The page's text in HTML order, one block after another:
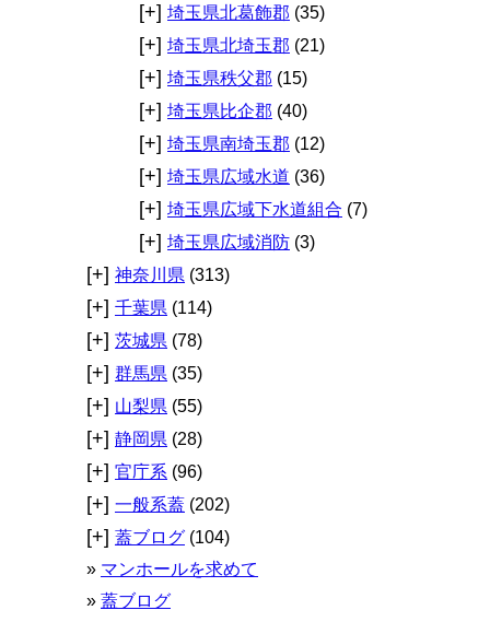
[+] 埼玉県北葛飾郡 (35)
[+] 埼玉県北埼玉郡 (21)
[+] 埼玉県秩父郡 (15)
[+] 埼玉県比企郡 (40)
[+] 埼玉県南埼玉郡 (12)
[+] 埼玉県広域水道 (36)
[+] 埼玉県広域下水道組合 (7)
[+] 埼玉県広域消防 (3)
[+] 神奈川県 (313)
[+] 千葉県 (114)
[+] 茨城県 (78)
[+] 群馬県 (35)
[+] 山梨県 (55)
[+] 静岡県 (28)
[+] 官庁系 (96)
[+] 一般系蓋 (202)
[+] 蓋ブログ (104)
マンホールを求めて
蓋ブログ